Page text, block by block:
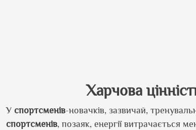
Харчова
У спортсменів-новачків, зазвичай,
спортсменів, позаяк, енергії витрачається